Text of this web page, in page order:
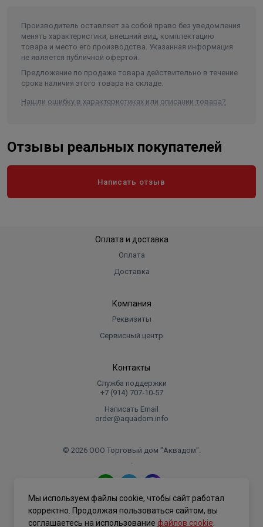
Внутренний диаметр обсадной
трубы скважины не менее/не
более (мм)
250/301
Частота, (Гц) 50
степень защиты (в формате IPXX)
Длина в упаковке, см.
Производитель оставляет за собой право без уведомления
менять характеристики, внешний вид, комплектацию
товара и место его производства. Указанная информация
не является публичной офертой.
Предложение по продаже товара действительно в течение
срока наличия этого товара на складе.
Нашли ошибку в характеристиках или описании товара?
Отзывы реальных покупателей
Написать отзыв
Оплата и доставка
Оплата
Доставка
Компания
Реквизиты
Сервисный центр
Контакты
Служба поддержки
+7 (914) 707‑10‑57
Написать Email
order@aquadom.info
© 2026 ООО Торговый дом "Аквадом".
.
Политика конфиденциальности
Мы используем файлы cookie, чтобы сайт работал
корректно. Продолжая пользоваться сайтом, вы
соглашаетесь на использование файлов cookie